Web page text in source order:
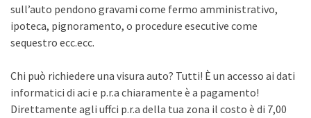
sull’auto pendono gravami come fermo amministrativo,
ipoteca, pignoramento, o procedure esecutive come
sequestro ecc.ecc.
Chi può richiedere una visura auto? Tutti! È un accesso ai dati
informatici di aci e p.r.a chiaramente è a pagamento!
Direttamente agli uffci p.r.a della tua zona il costo è di 7,00